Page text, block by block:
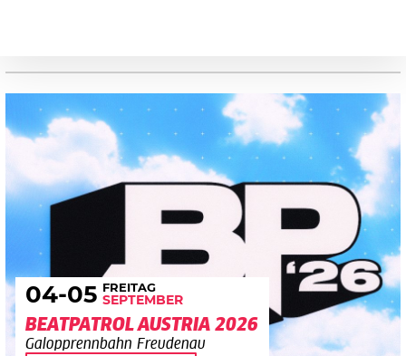
04-05 FREITAG
SEPTEMBER
BEATPATROL AUSTRIA 2026
Galopprennbahn Freudenau